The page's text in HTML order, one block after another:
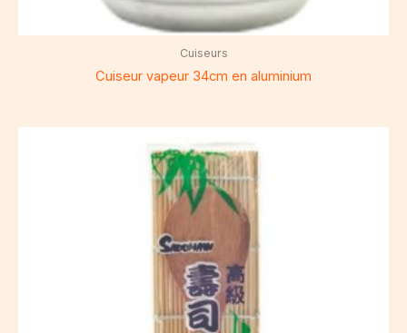
Cuiseurs
Cuiseur vapeur 34cm en aluminium